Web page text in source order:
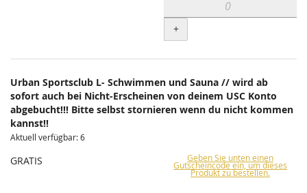
+
Urban Sportsclub L- Schwimmen und Sauna // wird ab
sofort auch bei Nicht-Erscheinen von deinem USC Konto
abgebucht!!! Bitte selbst stornieren wenn du nicht kommen
kannst!!
Aktuell verfügbar: 6
GRATIS Geben Sie unten einen
Gutscheincode ein, um dieses
Produkt zu bestellen.